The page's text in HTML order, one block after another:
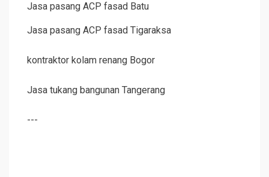
Jasa pasang ACP fasad Batu
Jasa pasang ACP fasad Tigaraksa
kontraktor kolam renang Bogor
Jasa tukang bangunan Tangerang
---